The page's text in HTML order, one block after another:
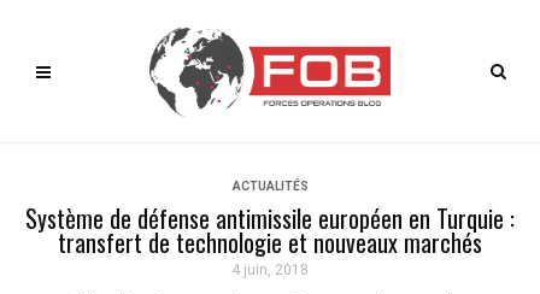
ACTUALITÉS
Système de défense antimissile européen en Turquie :
transfert de technologie et nouveaux marchés
4 juin, 2018